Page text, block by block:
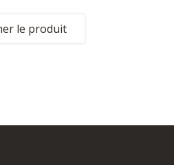
le produit